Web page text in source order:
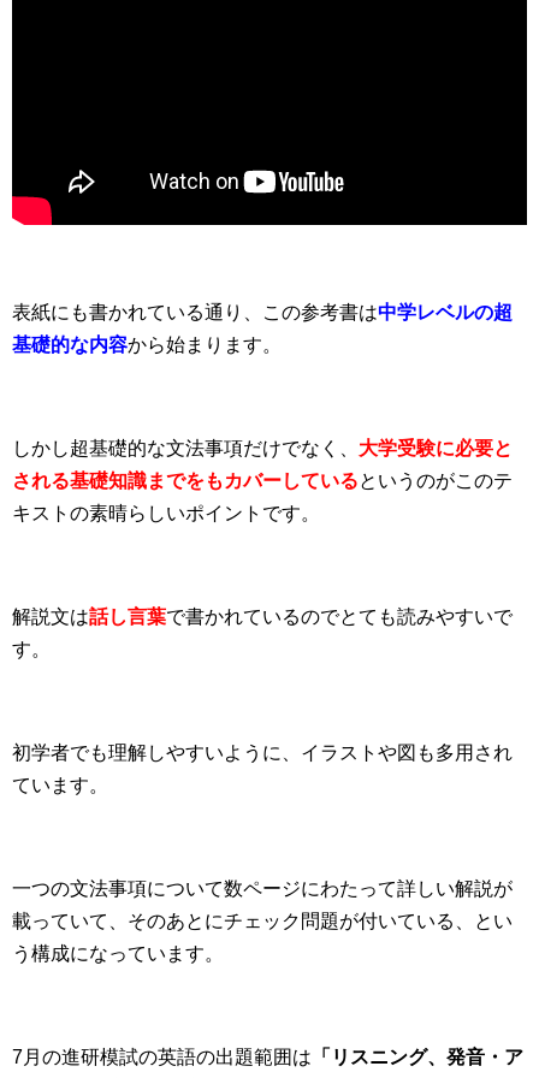
表紙にも書かれている通り、この参考書は中学レベルの超
基礎的な内容から始まります。
しかし超基礎的な文法事項だけでなく、 大学受験に必要と
される基礎知識までをもカバーしているというのがこのテ
キストの素晴らしいポイントです。
解説文は話し言葉で書かれているのでとても読みやすいで
す。
初学者でも理解しやすいように、イラストや図も多用され
ています。
一つの文法事項について数ページにわたって詳しい解説が
載っていて、そのあとにチェック問題が付いている、とい
う構成になっています。
7月の進研模試の英語の出題範囲は 「リスニング、発音・ア